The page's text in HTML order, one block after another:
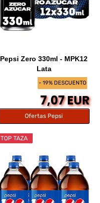
- 19% DESCUENTO
Pepsi Zero 330ml - MPK12
Lata
7,07 EUR
Ofertas Pepsi
TOP TAZA